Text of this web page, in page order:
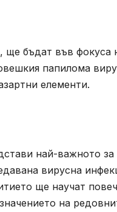
ще бъдат във фокуса
папилома
елементи.
най-важното
вирусна
ще научат
на